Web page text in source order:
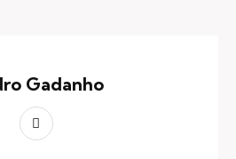
Gadanho